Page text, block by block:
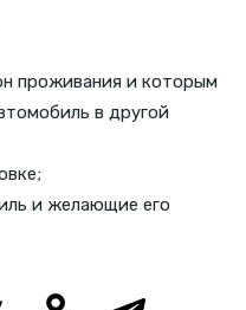
проживания и которым
в другой
и желающие его